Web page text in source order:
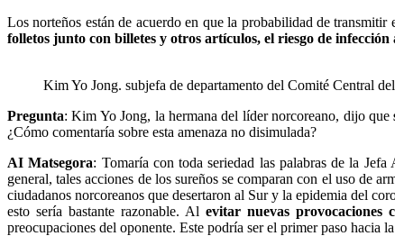
Los norteños están de acuerdo en que la probabilidad de
folletos junto con billetes y otros artículos, el riesgo de
Kim Yo Jong. subjefa de departamento del Comité Central
Pregunta: Kim Yo Jong, la hermana del líder norcoreano, dijo que
¿Cómo comentaría sobre esta amenaza no disimulada?
AI Matsegora: Tomaría con toda seriedad las palabras de la
general, tales acciones de los sureños se comparan con el uso de
ciudadanos norcoreanos que desertaron al Sur y la epidemia del
esto sería bastante razonable. Al evitar nuevas provocaciones
preocupaciones del oponente. Este podría ser el primer paso hacia